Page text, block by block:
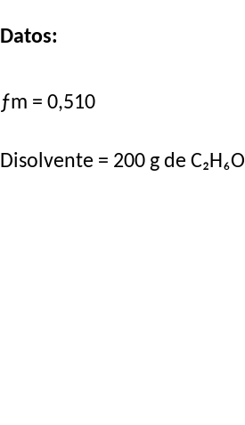
Datos:
ƒm = 0,510
Disolvente = 200 g de C₂H₆O